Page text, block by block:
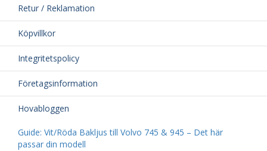
Retur / Reklamation
Köpvillkor
Integritetspolicy
Företagsinformation
Hovabloggen
Guide: Vit/Röda Bakljus till Volvo 745 & 945 – Det här
passar din modell